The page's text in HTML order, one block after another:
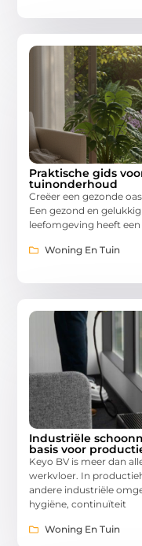
Praktische gids
tuinonderhoud
Creëer een gezonde
Een gezond en
leefomgeving heeft
Woning En Tuin
Industriële
basis voor
Keyo BV is meer dan
werkvloer. In
andere industriële
hygiëne, continuïteit
Woning En Tuin